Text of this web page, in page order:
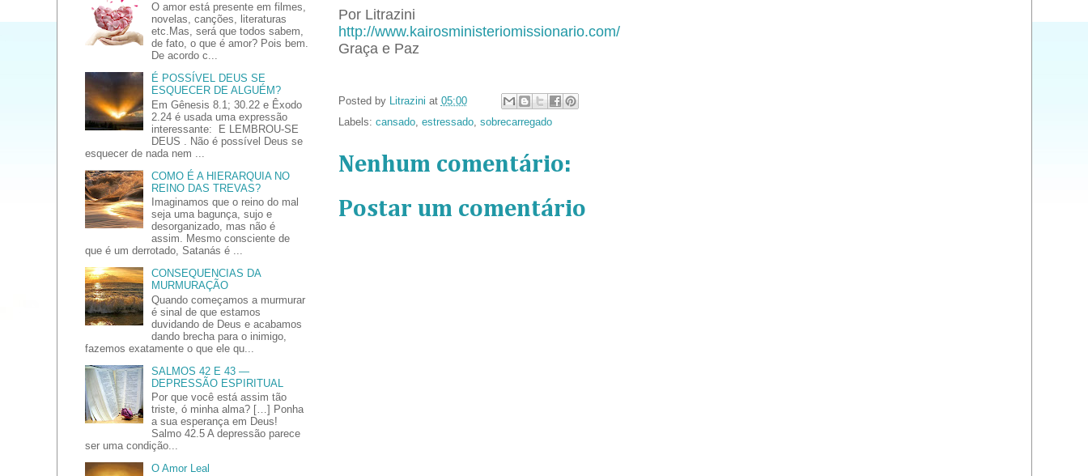
Por Litrazini
http://www.kairosministeriomissionario.com/
Graça e Paz
Posted by Litrazini at 05:00
Labels: cansado, estressado, sobrecarregado
Nenhum comentário:
Postar um comentário
O amor está presente em filmes,
novelas, canções, literaturas
etc.Mas, será que todos sabem,
de fato, o que é amor? Pois bem.
De acordo c...
É POSSÍVEL DEUS SE
ESQUECER DE ALGUÉM?
Em Gênesis 8.1; 30.22 e Êxodo
2.24 é usada uma expressão
interessante: E LEMBROU-SE
DEUS . Não é possível Deus se
esquecer de nada nem ...
COMO É A HIERARQUIA NO
REINO DAS TREVAS?
Imaginamos que o reino do mal
seja uma bagunça, sujo e
desorganizado, mas não é
assim. Mesmo consciente de
que é um derrotado, Satanás é ...
CONSEQUENCIAS DA
MURMURAÇÃO
Quando começamos a murmurar
é sinal de que estamos
duvidando de Deus e acabamos
dando brecha para o inimigo,
fazemos exatamente o que ele qu...
SALMOS 42 E 43 —
DEPRESSÃO ESPIRITUAL
Por que você está assim tão
triste, ó minha alma? […] Ponha
a sua esperança em Deus!
Salmo 42.5 A depressão parece
ser uma condição...
O Amor Leal